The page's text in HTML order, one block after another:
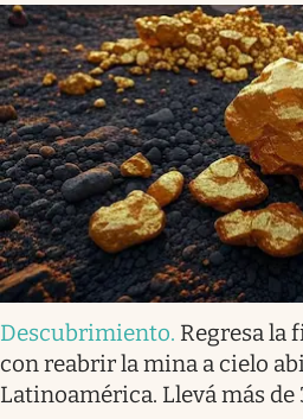
Descubrimiento. Regresa la
con reabrir la mina a cielo
Latinoamérica. Llevá más de